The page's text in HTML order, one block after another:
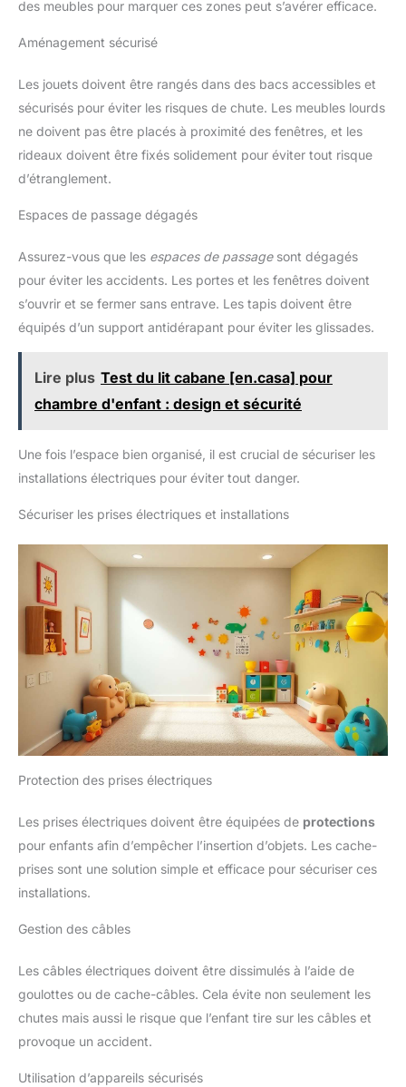
des meubles pour marquer ces zones peut s’avérer efficace.
Aménagement sécurisé
Les jouets doivent être rangés dans des bacs accessibles et
sécurisés pour éviter les risques de chute. Les meubles lourds
ne doivent pas être placés à proximité des fenêtres, et les
rideaux doivent être fixés solidement pour éviter tout risque
d’étranglement.
Espaces de passage dégagés
Assurez-vous que les espaces de passagesont dégagés
pour éviter les accidents. Les portes et les fenêtres doivent
s’ouvrir et se fermer sans entrave. Les tapis doivent être
équipés d’un support antidérapant pour éviter les glissades.
Lire plus Test du lit cabane [en.casa] pour
chambre d'enfant : design et sécurité
Une fois l’espace bien organisé, il est crucial de sécuriser les
installations électriques pour éviter tout danger.
Sécuriser les prises électriques et installations
Protection des prises électriques
Les prises électriques doivent être équipées de protections
pour enfants afin d’empêcher l’insertion d’objets. Les cache-
prises sont une solution simple et efficace pour sécuriser ces
installations.
Gestion des câbles
Les câbles électriques doivent être dissimulés à l’aide de
goulottes ou de cache-câbles. Cela évite non seulement les
chutes mais aussi le risque que l’enfant tire sur les câbles et
provoque un accident.
Utilisation d’appareils sécurisés